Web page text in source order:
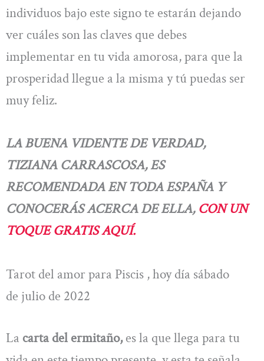
individuos bajo este signo te estarán dejando
ver cuáles son las claves que debes
implementar en tu vida amorosa, para que la
prosperidad llegue a la misma y tú puedas ser
muy feliz.
LA BUENA VIDENTE DE VERDAD,
TIZIANA CARRASCOSA, ES
RECOMENDADA EN TODA ESPAÑA Y
CONOCERÁS ACERCA DE ELLA, CON UN
TOQUE GRATIS AQUÍ.
Tarot del amor para Piscis , hoy día sábado
de julio de 2022
La carta del ermitaño,es la que llega para tu